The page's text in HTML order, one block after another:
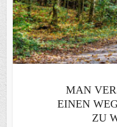
MAN
EINEN
ZU